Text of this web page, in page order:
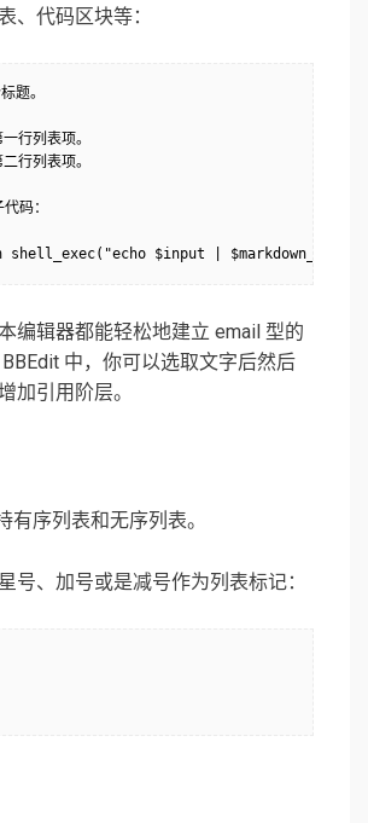
、代码区块等：
题。
列表项。
列表项。
码：
$input |
编辑器都能轻松地建立 email 型的
中，你可以选取文字后然后
加引用阶层。
有序列表和无序列表。
号、加号或是减号作为列表标记：